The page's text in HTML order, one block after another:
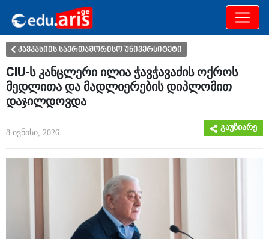
განათლება
კავკასიის საერთაშორისო უნივერსიტეტი
CIU-ს კანცლერი ილია ჭავჭავაძის ოქროს
მედლითა და მადლიერების დიპლომით
დაჯილდოვდა
8 ივნისი, 2026
გაუზიარე